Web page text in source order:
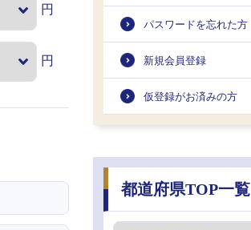
円
円
パスワードを忘れた方
新規会員登録
仮登録がお済みの方
都道府県TOP一覧